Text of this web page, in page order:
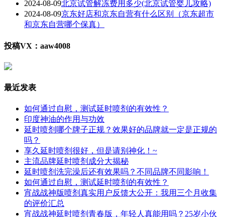
2024-08-09北京试管解冻费用多少(北京试管婴儿攻略)
2024-08-09京东好店和京东自营有什么区别（京东超市
和京东自营哪个保真）
投稿VX：aaw4008
最近发表
如何通过自慰，测试延时喷剂的有效性？
印度神油的作用与功效
延时喷剂哪个牌子正规？效果好的品牌就一定是正规的
吗？
享久延时喷剂很好，但是请别神化！~
主流品牌延时喷剂成分大揭秘
延时喷剂洗完澡后还有效果吗？不同品牌不同影响！
如何通过自慰，测试延时喷剂的有效性？
宵战战神版喷剂真实用户反馈大公开：我用三个月收集
的评价汇总
宵战战神延时喷剂青春版，年轻人真能用吗？25岁小伙